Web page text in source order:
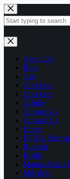
Skip
to
content
No
results
About Us
Blog
Cart
Checkout
Checkout
Články
Contact Us
Contact Us
Home
HTML
Kontakt
Košík
Manipulácia s
Môj účet